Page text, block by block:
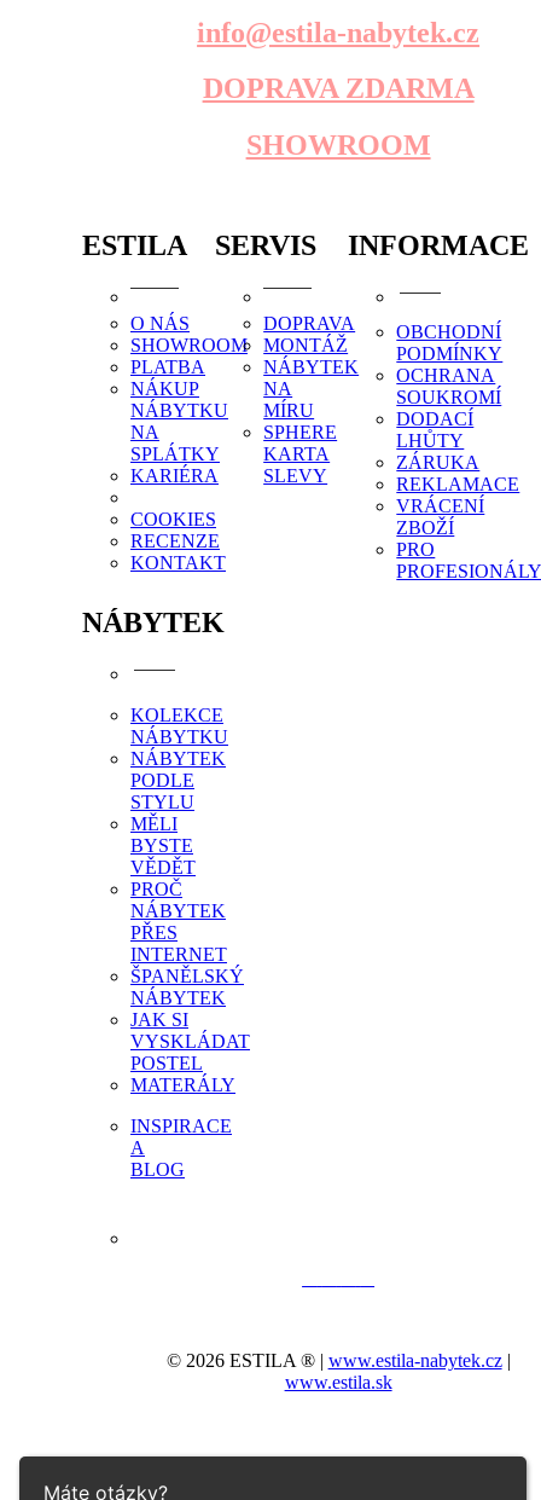
info@estila-nabytek.cz
DOPRAVA ZDARMA
SHOWROOM
ESTILA
O NÁS
SHOWROOM
PLATBA
NÁKUP
NÁBYTKU
NA
SPLÁTKY
KARIÉRA
COOKIES
RECENZE
KONTAKT
SERVIS
DOPRAVA
MONTÁŽ
NÁBYTEK
NA
MÍRU
SPHERE
KARTA
SLEVY
INFORMACE
OBCHODNÍ
PODMÍNKY
OCHRANA
SOUKROMÍ
DODACÍ
LHŮTY
ZÁRUKA
REKLAMACE
VRÁCENÍ
ZBOŽÍ
PRO
NÁBYTEK
KOLEKCE
NÁBYTKU
NÁBYTEK
PODLE
STYLU
MĚLI
BYSTE
VĚDĚT
PROČ
NÁBYTEK
PŘES
INTERNET
ŠPANĚLSKÝ
NÁBYTEK
JAK SI
VYSKLÁDAT
POSTEL
MATERÁLY
INSPIRACE
A
BLOG
© 2026 ESTILA ® | www.estila-nabytek.cz|
www.estila.sk
Máte otázky?